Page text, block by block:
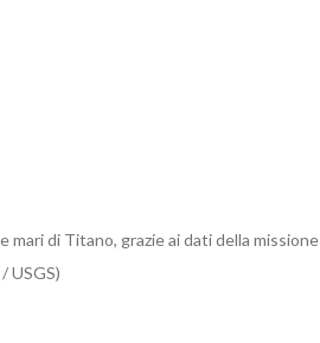
di Titano, grazie ai dati della missione
USGS)